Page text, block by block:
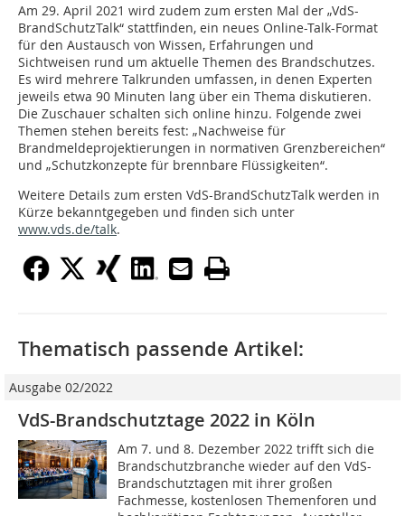
Am 29. April 2021 wird zudem zum ersten Mal der „VdS-
BrandSchutzTalk“ stattfinden, ein neues Online-Talk-Format
für den Austausch von Wissen, Erfahrungen und
Sichtweisen rund um aktuelle Themen des Brandschutzes.
Es wird mehrere Talkrunden umfassen, in denen Experten
jeweils etwa 90 Minuten lang über ein Thema diskutieren.
Die Zuschauer schalten sich online hinzu. Folgende zwei
Themen stehen bereits fest: „Nachweise für
Brandmeldeprojektierungen in normativen Grenzbereichen“
und „Schutzkonzepte für brennbare Flüssigkeiten“.
Weitere Details zum ersten VdS-BrandSchutzTalk werden in
Kürze bekanntgegeben und finden sich unter
www.vds.de/talk.
Thematisch passende Artikel:
Ausgabe 02/2022
VdS-Brandschutztage 2022 in Köln
Am 7. und 8. Dezember 2022 trifft sich die
Brandschutzbranche wieder auf den VdS-
Brandschutztagen mit ihrer großen
Fachmesse, kostenlosen Themenforen und